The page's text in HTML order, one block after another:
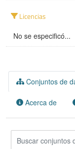
Licencias
No se especificó...
Conjuntos de
Acerca de